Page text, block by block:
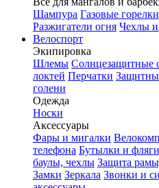
Шампура Газовые горелки
Разжигатели огня Чехлы и
Велоспорт
Экипировка
Шлемы Солнцезащитные
локтей Перчатки
голени
Одежда
Носки
Аксессуары
Фары и мигалки
телефона Бутылки и фляги
баулы, чехлы Защита
Замки Зеркала Звонки и